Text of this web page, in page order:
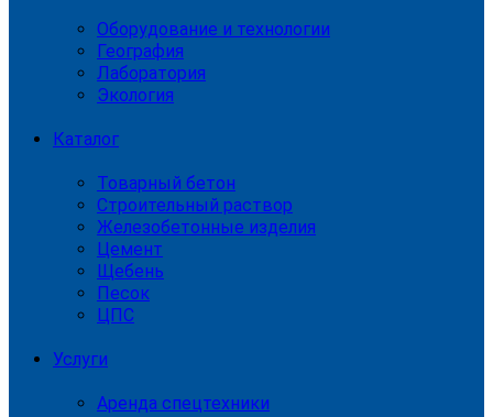
Оборудование и технологии
География
Лаборатория
Экология
Каталог
Товарный бетон
Строительный раствор
Железобетонные изделия
Цемент
Щебень
Песок
ЦПС
Услуги
Аренда спецтехники